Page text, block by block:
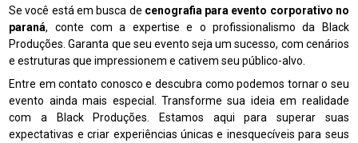
Se você está em busca de cenografia para evento corporativo no
paraná, conte com a expertise e o profissionalismo da Black
Produções. Garanta que seu evento seja um sucesso, com cenários
e estruturas que impressionem e cativem seu público-alvo.
Entre em contato conosco e descubra como podemos tornar o seu
evento ainda mais especial. Transforme sua ideia em realidade
com a Black Produções. Estamos aqui para superar suas
expectativas e criar experiências únicas e inesquecíveis para seus